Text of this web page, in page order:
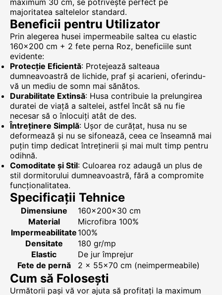
maximum 30 cm, se potrivește perfect pe
majoritatea saltelelor standard.
Beneficii pentru Utilizator
Prin alegerea husei impermeabile saltea cu elastic
160x200 cm + 2 fete perna Roz, beneficiile sunt
evidente:
Protecție Eficientă: Protejează salteaua
dumneavoastră de lichide, praf și acarieni, oferindu-
vă un mediu de somn mai sănătos.
Durabilitate Extinsă: Husa contribuie la prelungirea
duratei de viață a saltelei, astfel încât să nu fie
necesar să o înlocuiți atât de des.
Întreținere Simplă: Ușor de curățat, husa nu se
deformează și nu se sifonează, ceea ce înseamnă mai
puțin timp dedicat întreținerii și mai mult timp pentru
odihnă.
Comoditate și Stil: Culoarea roz adaugă un plus de
stil dormitorului dumneavoastră, fără a compromite
funcționalitatea.
Specificații Tehnice
Dimensiune
160x200x30 cm
Material
Microfibra 100%
Impermeabilitate 100%
Densitate
180 gr/mp
Elastic
De jur împrejur
Fete de pernă
2 x 55x70 cm (neimpermeabile)
Cum să Folosești
Următorii pași vă vor ajuta să profitați la maximum